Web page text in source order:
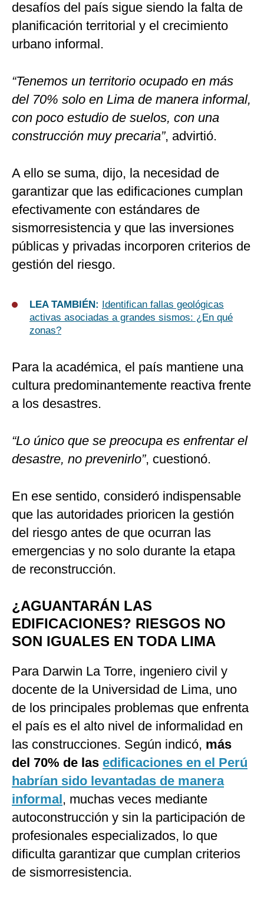
desafíos del país sigue siendo la falta de
planificación territorial y el crecimiento
urbano informal.
“Tenemos un territorio ocupado en más
del 70% solo en Lima de manera informal,
con poco estudio de suelos, con una
construcción muy precaria”, advirtió.
A ello se suma, dijo, la necesidad de
garantizar que las edificaciones cumplan
efectivamente con estándares de
sismorresistencia y que las inversiones
públicas y privadas incorporen criterios de
gestión del riesgo.
LEA TAMBIÉN:
Identifican fallas geológicas
activas asociadas a grandes sismos: ¿En qué
zonas?
Para la académica, el país mantiene una
cultura predominantemente reactiva frente
a los desastres.
“Lo único que se preocupa es enfrentar el
desastre, no prevenirlo”, cuestionó.
En ese sentido, consideró indispensable
que las autoridades prioricen la gestión
del riesgo antes de que ocurran las
emergencias y no solo durante la etapa
de reconstrucción.
¿AGUANTARÁN LAS
EDIFICACIONES? RIESGOS NO
SON IGUALES EN TODA LIMA
Para Darwin La Torre, ingeniero civil y
docente de la Universidad de Lima, uno
de los principales problemas que enfrenta
el país es el alto nivel de informalidad en
las construcciones. Según indicó, más
del 70% de las edificaciones en el Perú
habrían sido levantadas de manera
informal, muchas veces mediante
autoconstrucción y sin la participación de
profesionales especializados, lo que
dificulta garantizar que cumplan criterios
de sismorresistencia.